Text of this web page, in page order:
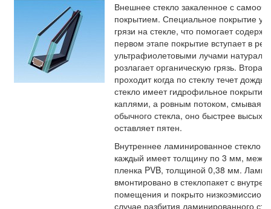
Внешнее стекло закаленное с
покрытием. Специальное покрытие
грязи на стекле, что помогает
первом этапе покрытие вступает в
ультрафиолетовыми лучами
розлагает органическую грязь. Вторая
проходит когда по стеклу течет
стекло имеет гидрофильное
каплями, а ровным потоком, смывая
обычного стекла, оно быстрее
оставляет пятен.
Внутреннее ламинированное стекло
каждый имееттолщину по 3 мм,
пленка PVB, толщиной 0,38 мм.
вмонтировано в стеклопакет с
помещения и покрыто
случае разбития ламинированного